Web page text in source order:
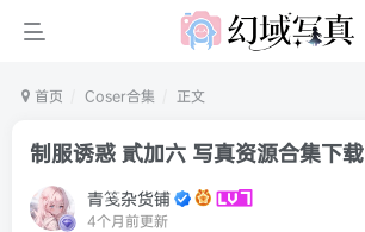
首页 Coser合集 正文
制服诱惑 貳加六 写真资源合集下载
青笺杂货铺
4个月前更新